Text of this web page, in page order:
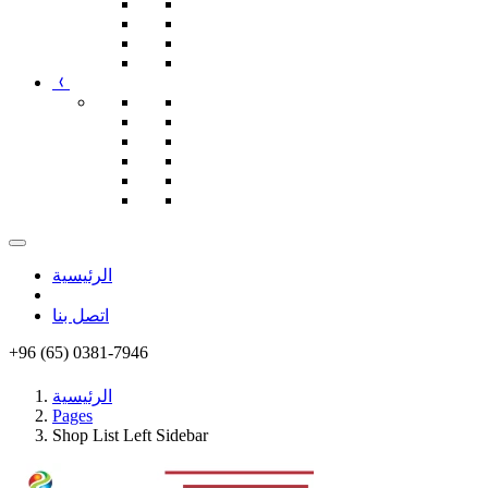
الرئيسية
اتصل بنا
+96 (65) 0381-7946
الرئيسية
Pages
Shop List Left Sidebar